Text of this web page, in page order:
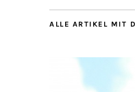
ALLE ARTIKEL MIT